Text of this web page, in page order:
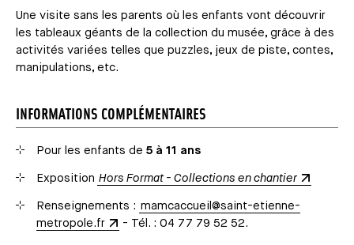
Une visite sans les parents où les enfants vont découvrir
les tableaux géants de la collection du musée, grâce à des
activités variées telles que puzzles, jeux de piste, contes,
manipulations, etc.
INFORMATIONS COMPLÉMENTAIRES
Pour les enfants de 5 à 11 ans
Exposition Hors Format - Collections en chantier
Renseignements : mamcaccueil@saint-etienne-
metropole.fr
- Tél. : 04 77 79 52 52.